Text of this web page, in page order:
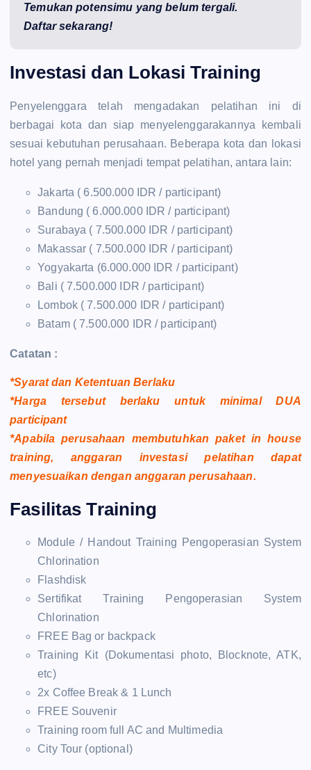
Temukan potensimu yang belum tergali.
Daftar sekarang!
Investasi dan Lokasi Training
Penyelenggara telah mengadakan pelatihan ini di
berbagai kota dan siap menyelenggarakannya kembali
sesuai kebutuhan perusahaan. Beberapa kota dan lokasi
hotel yang pernah menjadi tempat pelatihan, antara lain:
Jakarta ( 6.500.000 IDR / participant)
Bandung ( 6.000.000 IDR / participant)
Surabaya ( 7.500.000 IDR / participant)
Makassar ( 7.500.000 IDR / participant)
Yogyakarta (6.000.000 IDR / participant)
Bali ( 7.500.000 IDR / participant)
Lombok ( 7.500.000 IDR / participant)
Batam ( 7.500.000 IDR / participant)
Catatan :
*Syarat dan Ketentuan Berlaku
*Harga tersebut berlaku untuk minimal DUA
participant
*Apabila perusahaan membutuhkan paket in house
training, anggaran investasi pelatihan dapat
menyesuaikan dengan anggaran perusahaan.
Fasilitas Training
Module / Handout Training Pengoperasian System
Chlorination
Flashdisk
Sertifikat Training Pengoperasian System
Chlorination
FREE Bag or backpack
Training Kit (Dokumentasi photo, Blocknote, ATK,
etc)
2x Coffee Break & 1 Lunch
FREE Souvenir
Training room full AC and Multimedia
City Tour (optional)